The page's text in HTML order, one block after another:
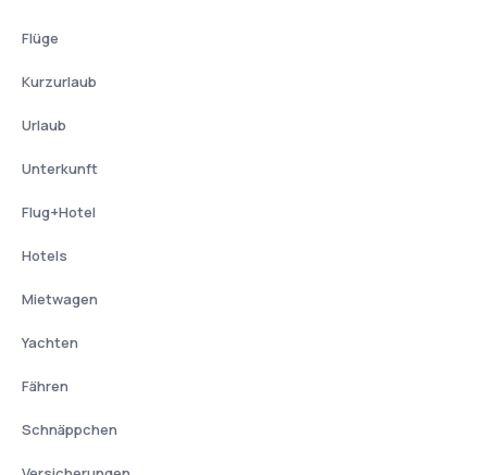
Flüge
Kurzurlaub
Urlaub
Unterkunft
Flug+Hotel
Hotels
Mietwagen
Yachten
Fähren
Schnäppchen